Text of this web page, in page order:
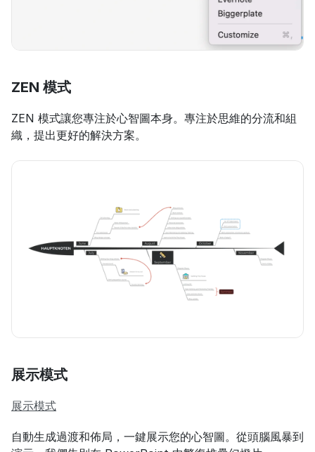
ZEN 模式
ZEN 模式讓您專注於心智圖本身。專注於思維的分流和組
織，提出更好的解決方案。
展示模式
展示模式
自動生成過渡和佈局，一鍵展示您的心智圖。從頭腦風暴到